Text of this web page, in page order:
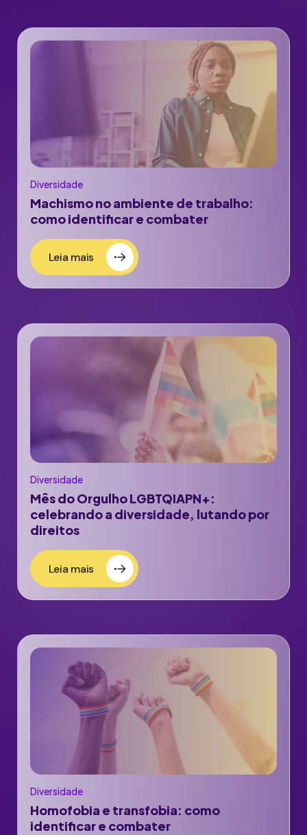
Diversidade
Machismo no ambiente de trabalho:
como identificar e combater
Leia mais
Diversidade
Mês do Orgulho LGBTQIAPN+:
celebrando a diversidade, lutando por
direitos
Leia mais
Diversidade
Homofobia e transfobia: como
identificar e combater